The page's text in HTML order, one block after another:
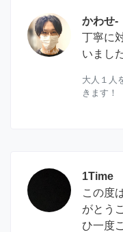
かわせ-
丁寧に
いまし
大人１人
きます！
1Time
この度
がとう
ひ一度